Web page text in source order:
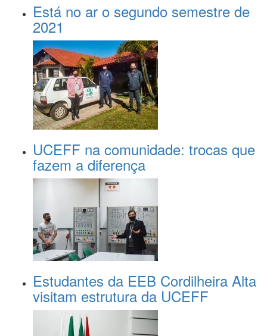
Está no ar o segundo semestre de
2021
UCEFF na comunidade: trocas que
fazem a diferença
Estudantes da EEB Cordilheira Alta
visitam estrutura da UCEFF